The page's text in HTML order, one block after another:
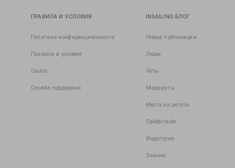
ПРАВИЛА И УСЛОВИЯ
Политика конфиденциальности
Правила и условия
Cookie
Служба поддержки
INSAILING БЛОГ
Новые публикации
Люди
Яхты
Маршруты
Места на регаты
Лайфстайл
Индустрия
Знания